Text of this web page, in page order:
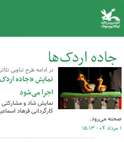
جاده اردک‌ها
کل اخبار:9
در ادامه طرح تناوبی
نمایش «جاده
اجرا می‌شود
نمایش شاد و
کارگردانی فرهاد
صحنه می‌رود.
۱ مرداد ۰۴ - ۱۵:۱۳